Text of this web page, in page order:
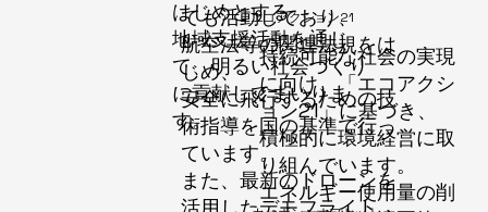
はじめとする
地域支援活動を通じ
て、明るい社会づくり
に貢献してまいりま
す。
ても活動しており、
航空法等の関連法規をは
じめ、
安全に飛行するための技
術指導を国の基準で行っ
ています。
また、最新のドローンを
活用したデモフライト、
エコアクション21
持続可能な社会の実現
に向け、「エコアクシ
ョン21」に基づき、
積極的に環境経営に取
り組んでいます。
エネルギー使用量の削